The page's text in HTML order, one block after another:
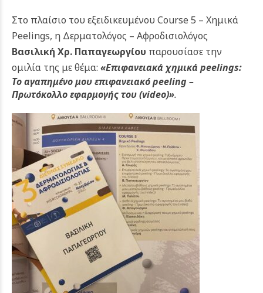
Στο πλαίσιο του εξειδικευμένου Course 5 – Χημικά
Peelings, η Δερματολόγος – Αφροδισιολόγος
Βασιλική Χρ. Παπαγεωργίου παρουσίασε την
ομιλία της με θέμα: «Επιφανειακά χημικά peelings:
Το αγαπημένο μου επιφανειακό peeling –
Πρωτόκολλο εφαρμογής του (video)».